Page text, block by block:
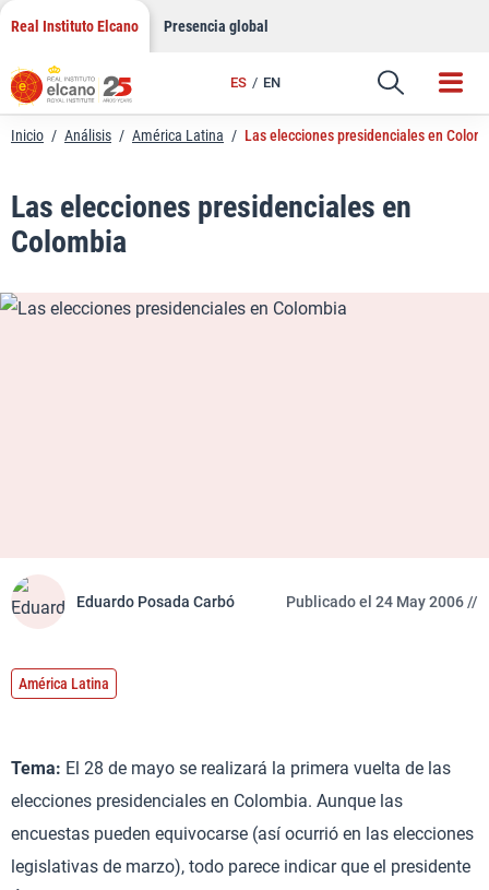
Saltar
contenido
Real Instituto Elcano Presencia global
ES EN
Enlace
Inicio / Análisis / América Latina / Las elecciones presidenciales en
Las elecciones presidenciales en
Colombia
Eduardo Posada Carbó Publicado el 24 May 2006 //
América Latina
Tema: El 28 de mayo se realizará la primera vuelta de las
elecciones presidenciales en Colombia. Aunque las
encuestas pueden equivocarse (así ocurrió en las elecciones
legislativas de marzo), todo parece indicar que el presidente